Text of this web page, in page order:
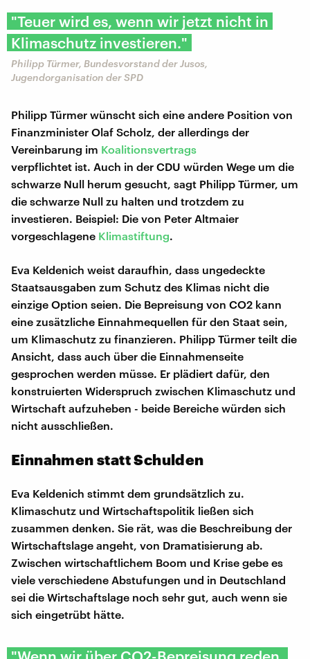
"Teuer wird es, wenn wir jetzt nicht in
Klimaschutz investieren."
Philipp Türmer, Bundesvorstand der Jusos,
Jugendorganisation der SPD
Philipp Türmer wünscht sich eine andere Position von
Finanzminister Olaf Scholz, der allerdings der
Vereinbarung im Koalitionsvertrags
verpflichtet ist. Auch in der CDU würden Wege um die
schwarze Null herum gesucht, sagt Philipp Türmer, um
die schwarze Null zu halten und trotzdem zu
investieren. Beispiel: Die von Peter Altmaier
vorgeschlagene Klimastiftung.
Eva Keldenich weist daraufhin, dass ungedeckte
Staatsausgaben zum Schutz des Klimas nicht die
einzige Option seien. Die Bepreisung von CO2 kann
eine zusätzliche Einnahmequellen für den Staat sein,
um Klimaschutz zu finanzieren. Philipp Türmer teilt die
Ansicht, dass auch über die Einnahmenseite
gesprochen werden müsse. Er plädiert dafür, den
konstruierten Widerspruch zwischen Klimaschutz und
Wirtschaft aufzuheben - beide Bereiche würden sich
nicht ausschließen.
Einnahmen statt Schulden
Eva Keldenich stimmt dem grundsätzlich zu.
Klimaschutz und Wirtschaftspolitik ließen sich
zusammen denken. Sie rät, was die Beschreibung der
Wirtschaftslage angeht, von Dramatisierung ab.
Zwischen wirtschaftlichem Boom und Krise gebe es
viele verschiedene Abstufungen und in Deutschland
sei die Wirtschaftslage noch sehr gut, auch wenn sie
sich eingetrübt hätte.